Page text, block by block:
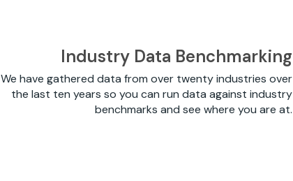
Industry Data Benchmarking
We have gathered data from over twenty industries over
the last ten years so you can run data against industry
benchmarks and see where you are at.